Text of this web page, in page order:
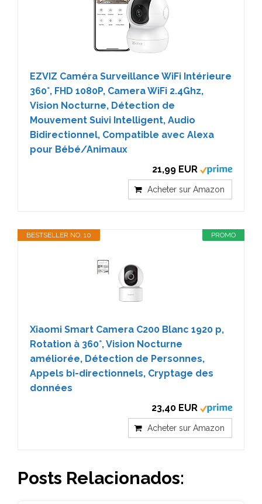
EZVIZ Caméra Surveillance WiFi Intérieure
360°, FHD 1080P, Camera WiFi 2.4Ghz,
Vision Nocturne, Détection de
Mouvement Suivi Intelligent, Audio
Bidirectionnel, Compatible avec Alexa
pour Bébé/Animaux
21,99 EUR
Acheter sur Amazon
PROMO
BESTSELLER NO. 10
Xiaomi Smart Camera C200 Blanc 1920 p,
Rotation à 360°, Vision Nocturne
améliorée, Détection de Personnes,
Appels bi-directionnels, Cryptage des
données
23,40 EUR
Acheter sur Amazon
Posts Relacionados: